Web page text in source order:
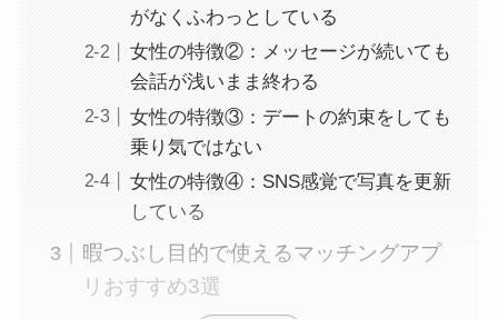
がなくふわっとしている
女性の特徴②：メッセージが続いても
会話が浅いまま終わる
女性の特徴③：デートの約束をしても
乗り気ではない
女性の特徴④：SNS感覚で写真を更新
している
暇つぶし目的で使えるマッチングアプ
リおすすめ3選